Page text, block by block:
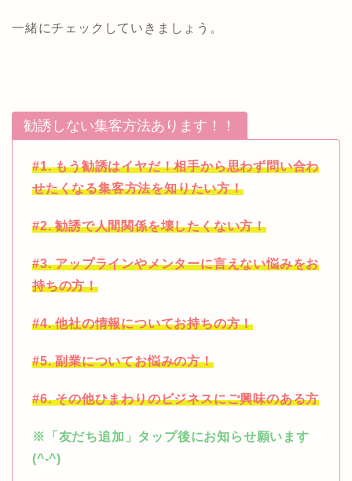
一緒にチェックしていきましょう。
勧誘しない集客方法あります！！
#1. もう勧誘はイヤだ！相手から思わず問い合わ
せたくなる集客方法を知りたい方！
#2. 勧誘で人間関係を壊したくない方！
#3. アップラインやメンターに言えない悩みをお
持ちの方！
#4. 他社の情報についてお持ちの方！
#5. 副業についてお悩みの方！
#6. その他ひまわりのビジネスにご興味のある方
※「友だち追加」タップ後にお知らせ願います
(^-^)